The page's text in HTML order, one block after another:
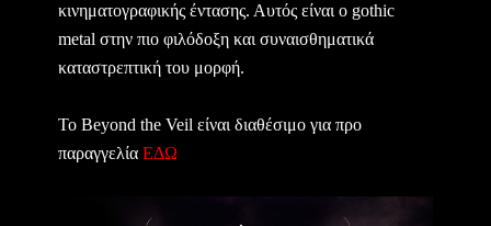
κινηματογραφικής έντασης. Αυτός είναι ο gothic
metal στην πιο φιλόδοξη και συναισθηματικά
καταστρεπτική του μορφή.
Το Beyond the Veil είναι διαθέσιμο για προ
παραγγελία ΕΔΩ